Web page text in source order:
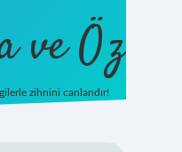
ve Öz
zihnini canlandır!